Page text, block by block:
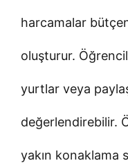
harcamalar
oluşturur.
yurtlar veya
değerlendirebilir.
yakın konaklama